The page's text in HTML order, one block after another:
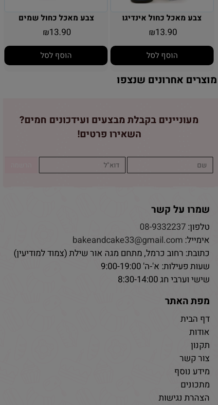
צבע מאכל כחול אינדיגו
₪13.90
הוסף לסל
צבע מאכל כחול שמים
₪13.90
הוסף לסל
מוצרים אחרונים שנצפו
מעוניינים בקבלת מבצעים ועידכונים חמים?
השאירו פרטים!
שמרו על קשר
טלפון:08-9332237
אימייל: bakeandcake33@gmail.com
כתובת: רחוב כרמל, מתחם מגה אור שילת (צמוד למודיעין)
שעות פעילות: א'-ה' 9:00-19:00
שישי וערבי חג 8:30-14:00
מפת האתר
דף הבית
אודות
תקנון
צור קשר
מידע נוסף
מתכונים
הצהרת נגישות